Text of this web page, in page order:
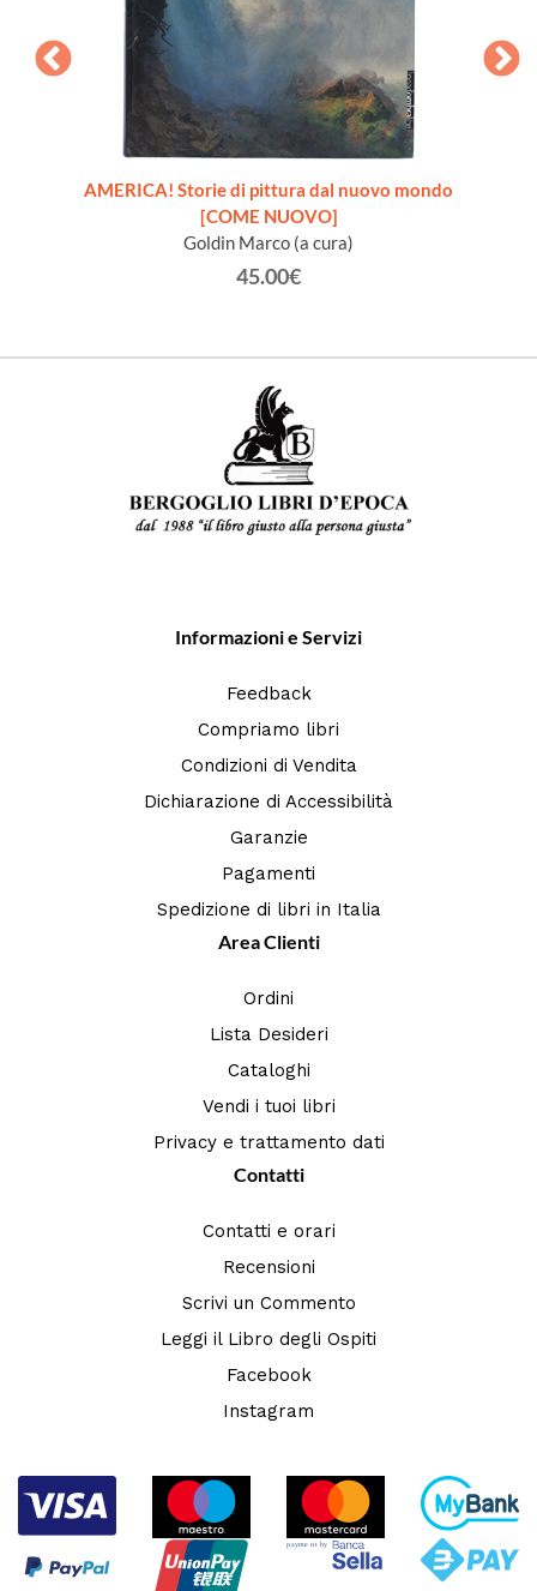
AMERICA! Storie di pittura dal nuovo mondo
[COME NUOVO]
Goldin Marco (a cura)
45.00€
Informazioni e Servizi
Feedback
Compriamo libri
Condizioni di Vendita
Dichiarazione di Accessibilità
Garanzie
Pagamenti
Spedizione di libri in Italia
Area Clienti
Ordini
Lista Desideri
Cataloghi
Vendi i tuoi libri
Privacy e trattamento dati
Contatti
Contatti e orari
Recensioni
Scrivi un Commento
Leggi il Libro degli Ospiti
Facebook
Instagram